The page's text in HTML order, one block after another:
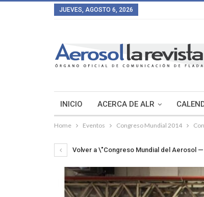
JUEVES, AGOSTO 6, 2026
INICIO ACERCA DE ALR
Home Eventos Congreso Mundial 2014
Volver a \"Congreso Mundial del Aerosol